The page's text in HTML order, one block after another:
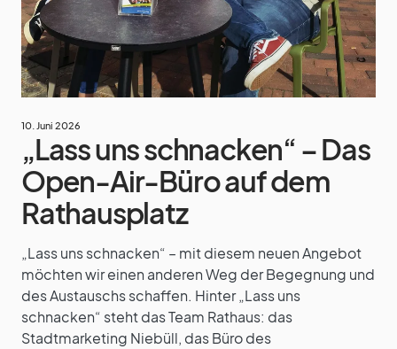
10. Juni 2026
„Lass uns schnacken“ – Das
Open-Air-Büro auf dem
Rathausplatz
„Lass uns schnacken“ – mit diesem neuen Angebot
möchten wir einen anderen Weg der Begegnung und
des Austauschs schaffen. Hinter „Lass uns
schnacken“ steht das Team Rathaus: das
Stadtmarketing Niebüll, das Büro des